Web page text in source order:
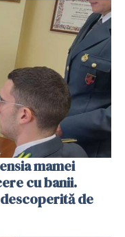
mamei
cu banii.
de